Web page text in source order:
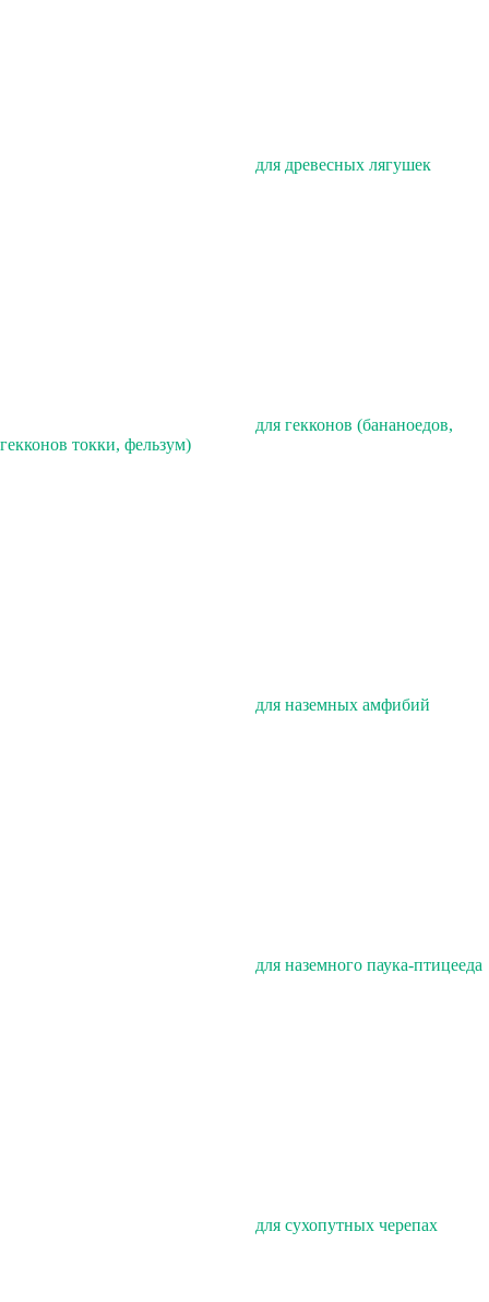
для древесных лягушек
для гекконов (бананоедов,
гекконов токки, фельзум)
для наземных амфибий
для наземного паука-птицееда
для сухопутных черепах